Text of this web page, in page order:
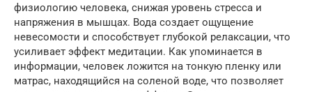
физиологию человека, снижая уровень стресса и
напряжения в мышцах. Вода создает ощущение
невесомости и способствует глубокой релаксации, что
усиливает эффект медитации. Как упоминается в
информации, человек ложится на тонкую пленку или
матрас, находящийся на соленой воде, что позволяет